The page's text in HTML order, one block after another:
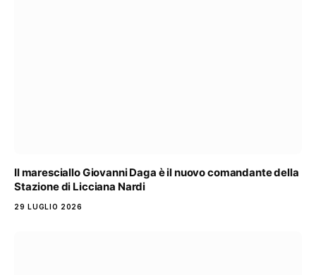
Il maresciallo Giovanni Daga è il nuovo comandante della
Stazione di Licciana Nardi
29 LUGLIO 2026